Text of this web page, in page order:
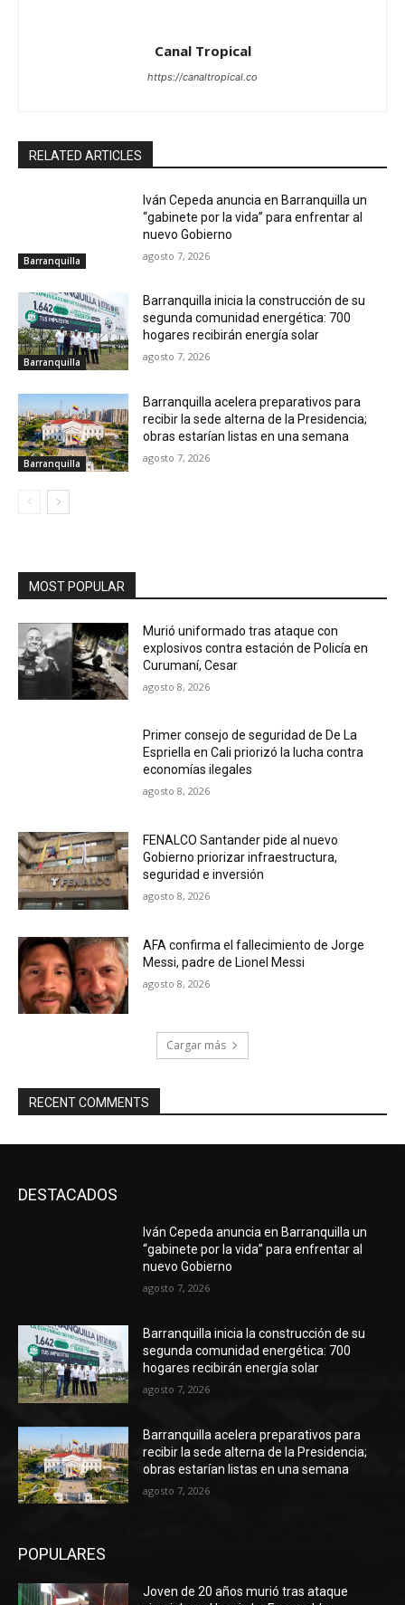
Canal Tropical
https://canaltropical.co
RELATED ARTICLES
Barranquilla
Iván Cepeda anuncia en Barranquilla un
“gabinete por la vida” para enfrentar al
nuevo Gobierno
agosto 7, 2026
Barranquilla
Barranquilla inicia la construcción de su
segunda comunidad energética: 700
hogares recibirán energía solar
agosto 7, 2026
Barranquilla
Barranquilla acelera preparativos para
recibir la sede alterna de la Presidencia;
obras estarían listas en una semana
agosto 7, 2026
MOST POPULAR
Murió uniformado tras ataque con
explosivos contra estación de Policía en
Curumaní, Cesar
agosto 8, 2026
Primer consejo de seguridad de De La
Espriella en Cali priorizó la lucha contra
economías ilegales
agosto 8, 2026
FENALCO Santander pide al nuevo
Gobierno priorizar infraestructura,
seguridad e inversión
agosto 8, 2026
AFA confirma el fallecimiento de Jorge
Messi, padre de Lionel Messi
agosto 8, 2026
Cargar más
RECENT COMMENTS
DESTACADOS
Iván Cepeda anuncia en Barranquilla un
“gabinete por la vida” para enfrentar al
nuevo Gobierno
agosto 7, 2026
Barranquilla inicia la construcción de su
segunda comunidad energética: 700
hogares recibirán energía solar
agosto 7, 2026
Barranquilla acelera preparativos para
recibir la sede alterna de la Presidencia;
obras estarían listas en una semana
agosto 7, 2026
POPULARES
Joven de 20 años murió tras ataque